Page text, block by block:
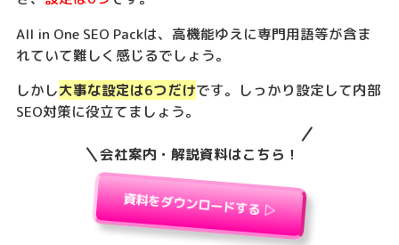
All in One SEO Packは、高機能ゆえに専門用語等が含ま
れていて難しく感じるでしょう。
しかし大事な設定は6つだけです。しっかり設定して内部
SEO対策に役立てましょう。
会社案内・解説資料はこちら！
資料をダウンロードする ▷